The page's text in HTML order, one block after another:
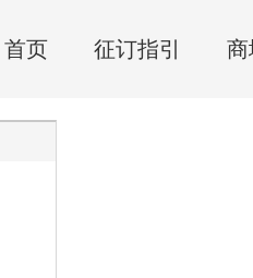
首页 征订指引 商